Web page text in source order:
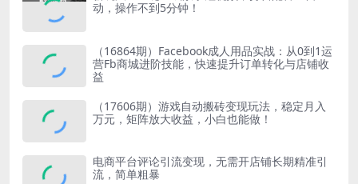
动，操作不到5分钟！
（16864期）Facebook成人用品实战：从0到1运
营Fb商城进阶技能，快速提升订单转化与店铺收
益
（17606期）游戏自动搬砖变现玩法，稳定月入
万元，矩阵放大收益，小白也能做！
电商平台评论引流变现，无需开店铺长期精准引
流，简单粗暴